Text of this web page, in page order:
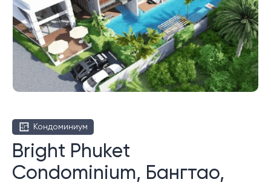
Кондоминиум
Bright Phuket
Condominium, Бангтао,